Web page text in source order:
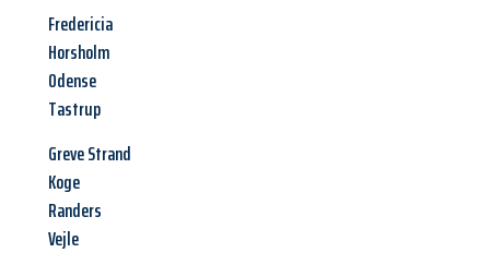
Fredericia
Horsholm
Odense
Tastrup
Greve Strand
Koge
Randers
Vejle